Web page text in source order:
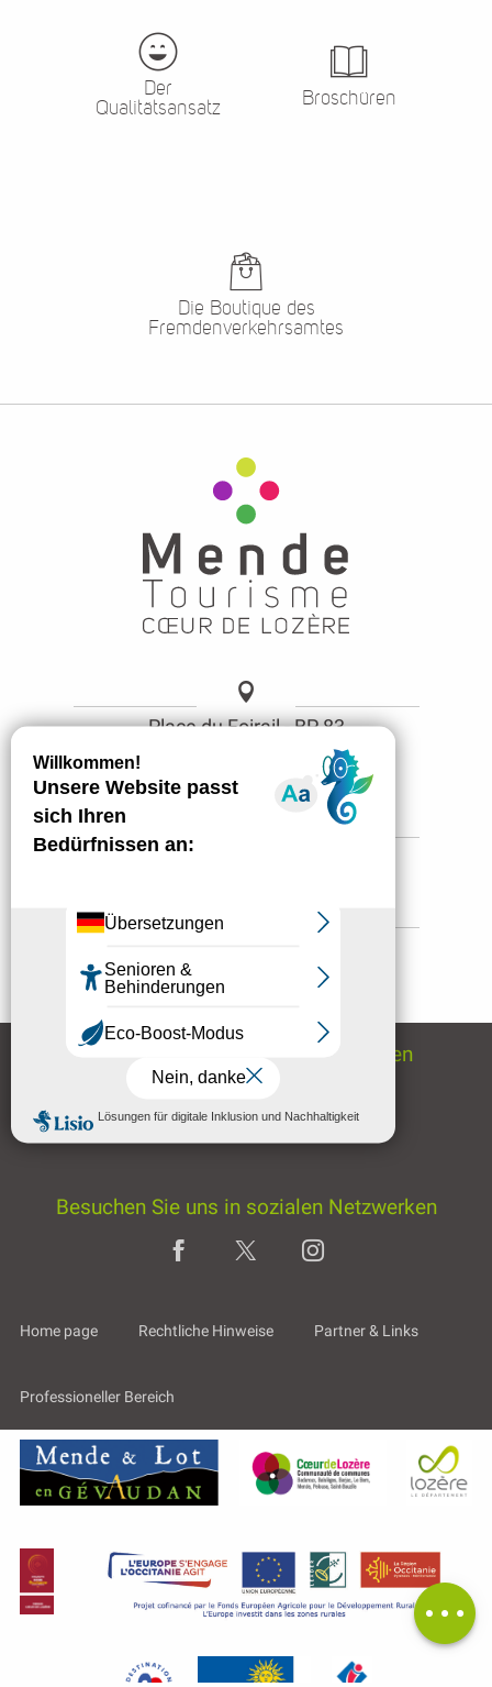
Preise
Öffnungen
kontaktieren
Kommentare
Der
Qualitätsansatz
Broschüren
Die Boutique des
Fremdenverkehrsamtes
Place du Foirail - BP 83
Öffnungszeiten
contact@mendetourisme.fr
Um unsere Neuigkeiten zu verfolgen
Newsletter
Besuchen Sie uns in sozialen Netzwerken
Home page Rechtliche Hinweise Partner & Links
Professioneller Bereich